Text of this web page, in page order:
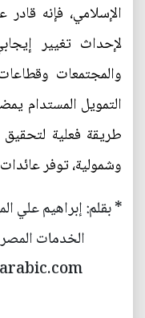
الإسلامي، فإنه قادر
لإحداث تغيير
والمجتمعات
التمويل المستدام
طريقة فعلية
وشمولية، توفر
* بقلم: إبراهيم علي
الخدمات